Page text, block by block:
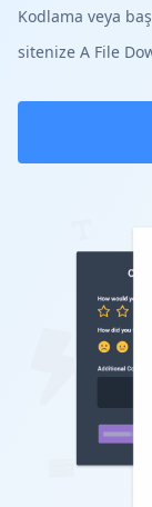
Kodlama veya
sitenize A File